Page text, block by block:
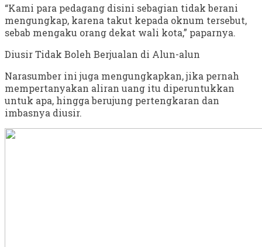
“Kami para pedagang disini sebagian tidak berani
mengungkap, karena takut kepada oknum tersebut,
sebab mengaku orang dekat wali kota,” paparnya.
Diusir Tidak Boleh Berjualan di Alun-alun
Narasumber ini juga mengungkapkan, jika pernah
mempertanyakan aliran uang itu diperuntukkan
untuk apa, hingga berujung pertengkaran dan
imbasnya diusir.